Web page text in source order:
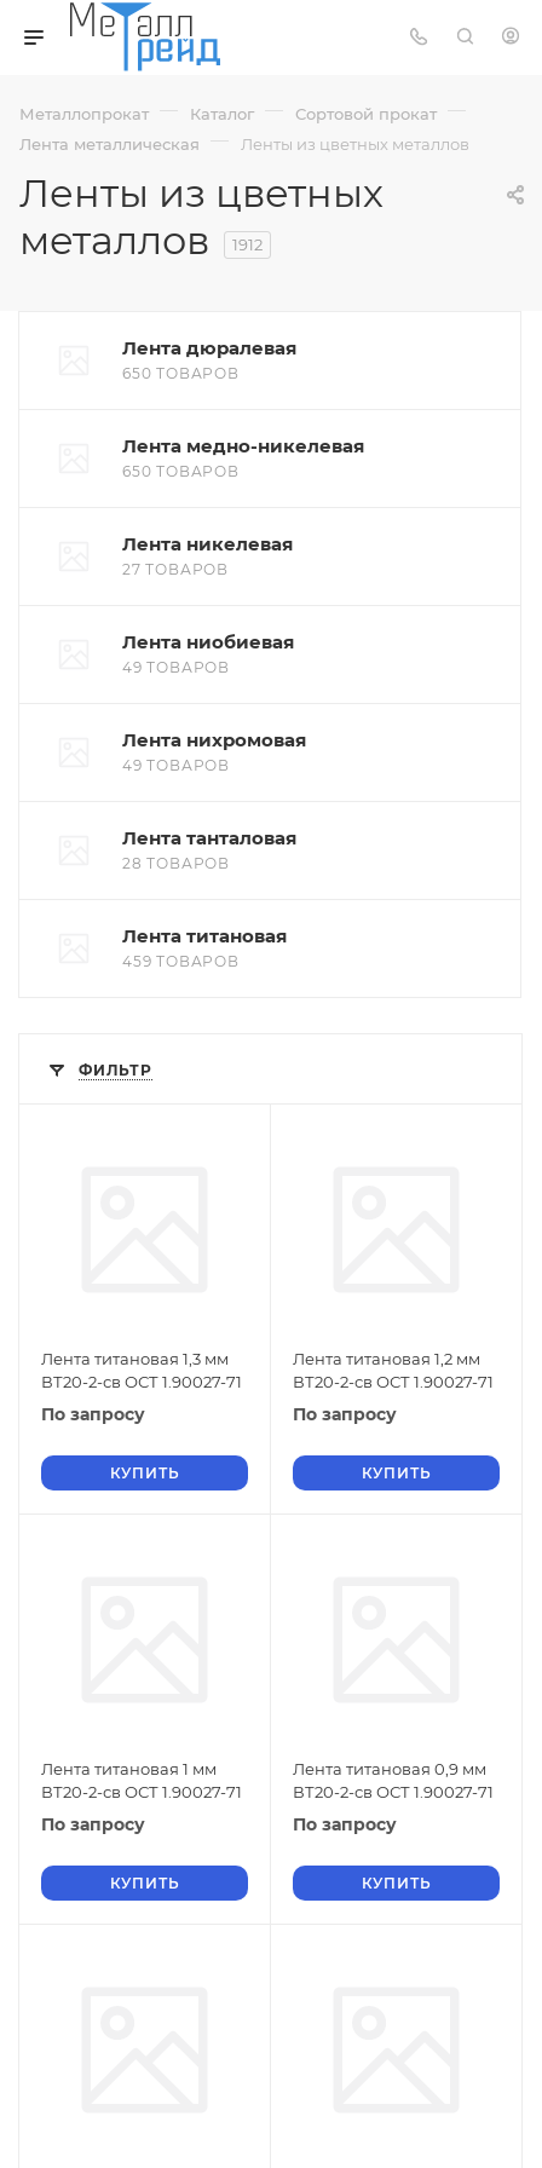
Металлопрокат — Каталог — Сортовой прокат —
Лента металлическая — Ленты из цветных металлов
Ленты из цветных
металлов
1912
Лента дюралевая
650 ТОВАРОВ
Лента медно-никелевая
650 ТОВАРОВ
Лента никелевая
27 ТОВАРОВ
Лента ниобиевая
49 ТОВАРОВ
Лента нихромовая
49 ТОВАРОВ
Лента танталовая
28 ТОВАРОВ
Лента титановая
459 ТОВАРОВ
ФИЛЬТР
Лента титановая 1,3 мм
ВТ20-2-св ОСТ 1.90027-71
По запросу
КУПИТЬ
Лента титановая 1,2 мм
ВТ20-2-св ОСТ 1.90027-71
По запросу
КУПИТЬ
Лента титановая 1 мм
ВТ20-2-св ОСТ 1.90027-71
По запросу
КУПИТЬ
Лента титановая 0,9 мм
ВТ20-2-св ОСТ 1.90027-71
По запросу
КУПИТЬ